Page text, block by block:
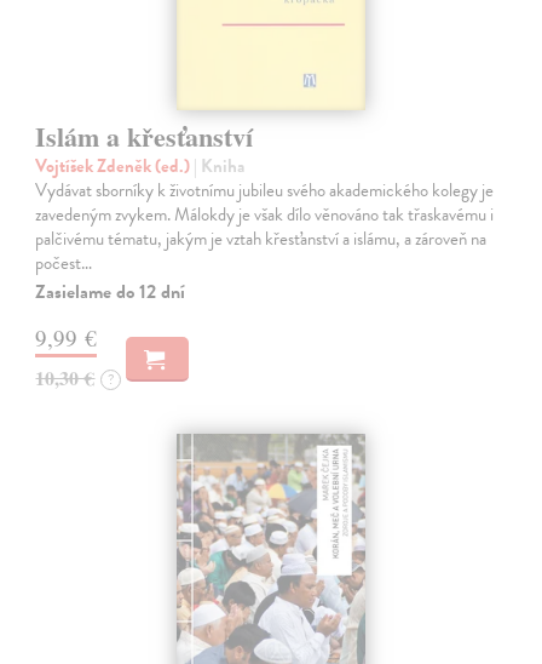
Islám a křesťanství
Vojtíšek Zdeněk (ed.)| Kniha
Vydávat sborníky k životnímu jubileu svého akademického kolegy je
zavedeným zvykem. Málokdy je však dílo věnováno tak třaskavému i
palčivému tématu, jakým je vztah křesťanství a islámu, a zároveň na
počest…
Zasielame do 12 dní
9,99 €
10,30 € ?